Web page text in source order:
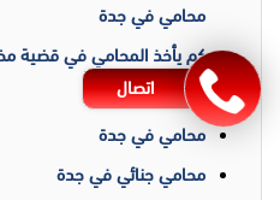
محامي في جدة
كم يأخذ المحامي في قضية
محامي في جدة
محامي في جدة
محامي جنائي في جدة
اتصال